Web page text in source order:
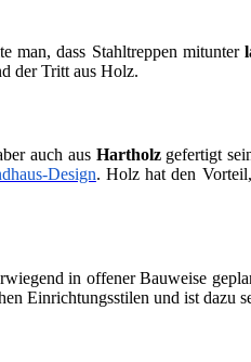
man, dass Stahltreppen mitunter
der Tritt aus Holz.
auch aus Hartholzgefertigt
Design. Holz hat den
in offener Bauweise
Einrichtungsstilen und ist dazu